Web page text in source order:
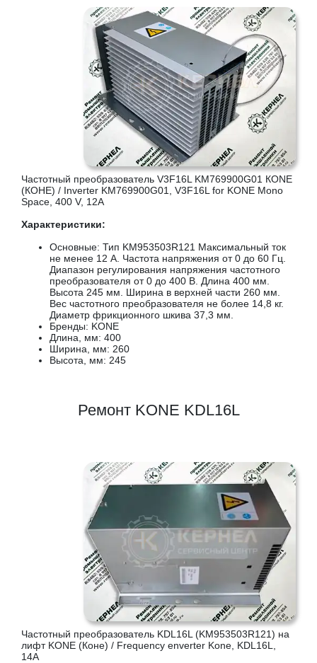
Частотный преобразователь V3F16L KM769900G01 КОNЕ
(КОНЕ) / Inverter KM769900G01, V3F16L for KONE Mono
Space, 400 V, 12А
Характеристики:
Основные: Тип KM953503R121 Максимальный ток
не менее 12 А. Частота напряжения от 0 до 60 Гц.
Диапазон регулирования напряжения частотного
преобразователя от 0 до 400 В. Длина 400 мм.
Высота 245 мм. Ширина в верхней части 260 мм.
Вес частотного преобразователя не более 14,8 кг.
Диаметр фрикционного шкива 37,3 мм.
Бренды: KONE
Длина, мм: 400
Ширина, мм: 260
Высота, мм: 245
Ремонт KONE KDL16L
Частотный преобразователь KDL16L (KM953503R121) на
лифт KONE (Коне) / Frequency enverter Kone, KDL16L,
14A